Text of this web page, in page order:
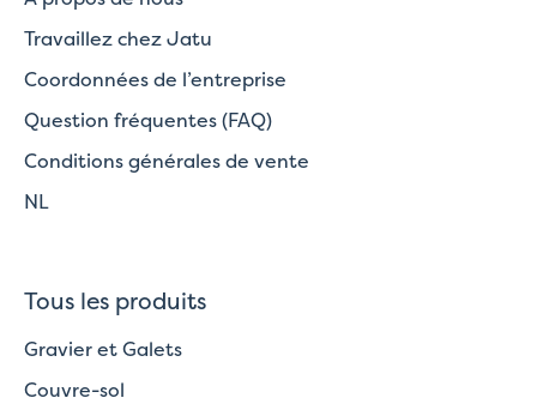
Travaillez chez Jatu
Coordonnées de l’entreprise
Question fréquentes (FAQ)
Conditions générales de vente
NL
Tous les produits
Gravier et Galets
Couvre-sol